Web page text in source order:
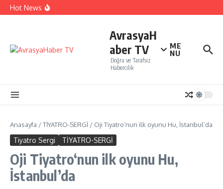
İçeriğe atla
Hot News
Perakendenin geleceği yapay zeka ile yazıldı
AvrasyaH
aber TV
Doğru ve Tarafsız
Habercilik
ME
NU
Anasayfa /TİYATRO-SERGİ / Oji Tiyatro‘nun ilk oyunu Hu, İstanbul’da
Tiyatro Sergi TİYATRO-SERGİ
Oji Tiyatro‘nun ilk oyunu Hu,
İstanbul’da